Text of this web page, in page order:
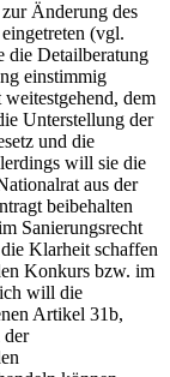
Änderung des
(vgl.
die Detailberatung
einstimmig
dem
Unterstellung der
und die
will sie die
aus der
beibehalten
Sanierungsrecht
Klarheit schaffen
Konkurs bzw. im
will die
Artikel 31b,
der